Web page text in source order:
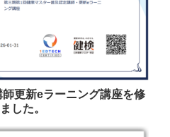
更新eラーニング講座を修
した。